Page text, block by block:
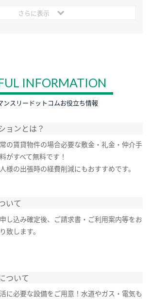
さらに表示
INFORMATION
ンスリードットコムお役立ち情報
ョンとは？
の賃貸物件の場合必要な敷金・礼金・仲介手
がすべて無料です！
様の出張時の経費削減にもおすすめです。
いて
し込み確定後、ご請求書・ご利用案内等をお
致します。
ついて
に必要な設備をご用意！水道やガス・電気も